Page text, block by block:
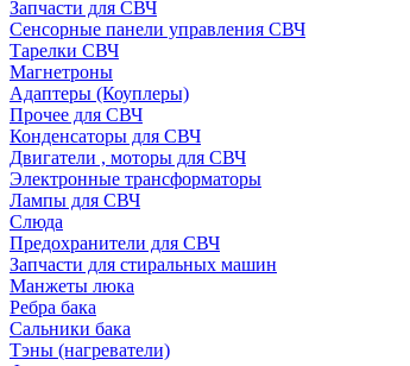
Запчасти для СВЧ
Сенсорные панели управления СВЧ
Тарелки СВЧ
Магнетроны
Адаптеры (Коуплеры)
Прочее для СВЧ
Конденсаторы для СВЧ
Двигатели , моторы для СВЧ
Электронные трансформаторы
Лампы для СВЧ
Слюда
Предохранители для СВЧ
Запчасти для стиральных машин
Манжеты люка
Ребра бака
Сальники бака
Тэны (нагреватели)